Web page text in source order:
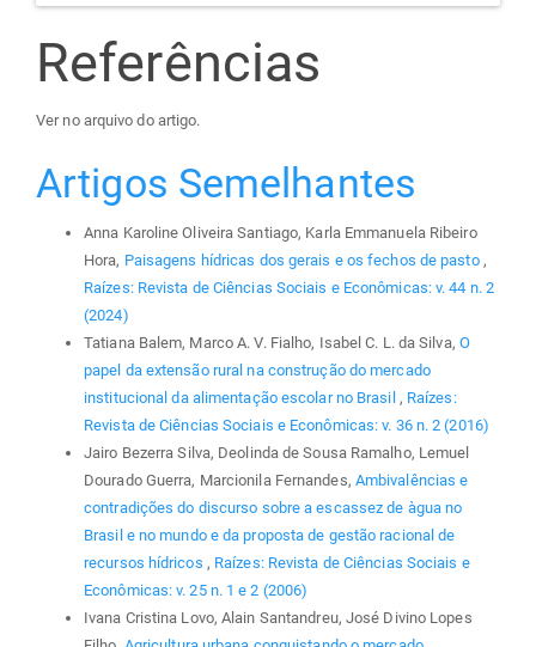
Referências
Ver no arquivo do artigo.
Artigos Semelhantes
Anna Karoline Oliveira Santiago, Karla Emmanuela Ribeiro
Hora, Paisagens hídricas dos gerais e os fechos de pasto ,
Raízes: Revista de Ciências Sociais e Econômicas: v. 44 n. 2
(2024)
Tatiana Balem, Marco A. V. Fialho, Isabel C. L. da Silva, O
papel da extensão rural na construção do mercado
institucional da alimentação escolar no Brasil , Raízes:
Revista de Ciências Sociais e Econômicas: v. 36 n. 2 (2016)
Jairo Bezerra Silva, Deolinda de Sousa Ramalho, Lemuel
Dourado Guerra, Marcionila Fernandes, Ambivalências e
contradições do discurso sobre a escassez de àgua no
Brasil e no mundo e da proposta de gestão racional de
recursos hídricos , Raízes: Revista de Ciências Sociais e
Econômicas: v. 25 n. 1 e 2 (2006)
Ivana Cristina Lovo, Alain Santandreu, José Divino Lopes